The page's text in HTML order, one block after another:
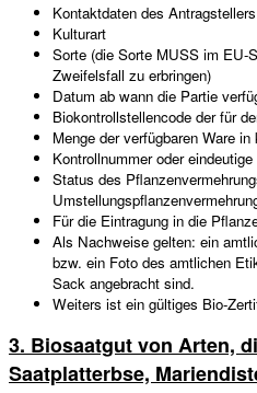
Kontaktdaten des Antragstellers
Kulturart
Sorte (die Sorte MUSS im EU-
Zweifelsfall zu erbringen)
Datum ab wann die Partie
Biokontrollstellencode der für
Menge der verfügbaren Ware in
Kontrollnummer oder
Status des
Für die Eintragung in die
Als Nachweise gelten: ein
bzw. ein Foto des amtlichen
Sack angebracht sind.
Weiters ist ein gültiges Bio-
3. Biosaatgut von Arten,
Saatplatterbse,